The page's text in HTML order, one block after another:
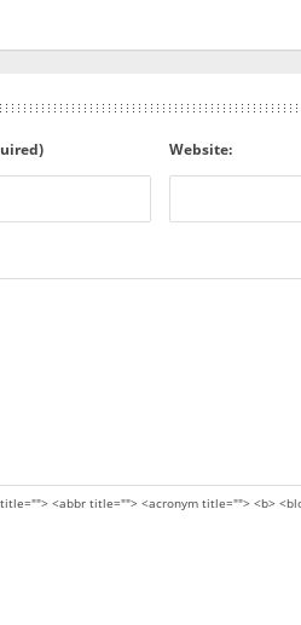
Website:
<abbr title=""> <acronym title=""> <b>